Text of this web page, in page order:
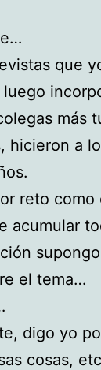
que
más
hicieron a
reto como
acumular
el tema…
digo yo
cosas,